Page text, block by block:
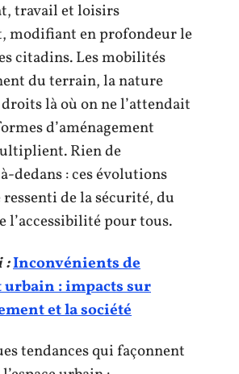
travail et loisirs
modifiant en profondeur le
citadins. Les mobilités
du terrain, la nature
là où on ne l’attendait
d’aménagement
Rien de
dedans : ces évolutions
de la sécurité, du
l’accessibilité pour tous.
:Inconvénients de
urbain : impacts sur
et la société
tendances qui façonnent